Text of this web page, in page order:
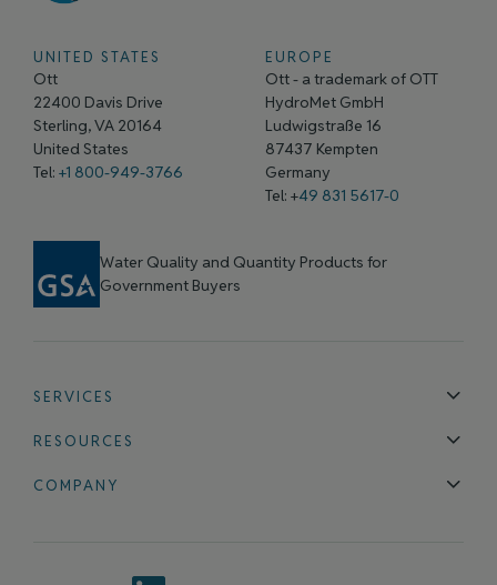
UNITED STATES
Ott
22400 Davis Drive
Sterling, VA 20164
United States
Tel: +1 800-949-3766
EUROPE
Ott - a trademark of OTT
HydroMet GmbH
Ludwigstraße 16
87437 Kempten
Germany
Tel: +49 831 5617-0
Water Quality and Quantity Products for
Government Buyers
SERVICES
RESOURCES
COMPANY